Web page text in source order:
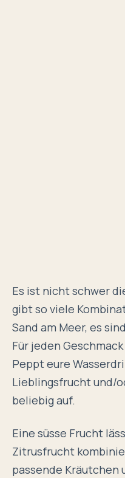
Es ist nicht schwer
gibt so viele
Sand am Meer, es
Für jeden
Peppt eure
Lieblingsfrucht und/
beliebig auf.
Eine süsse Frucht
Zitrusfrucht
passende Kräutchen